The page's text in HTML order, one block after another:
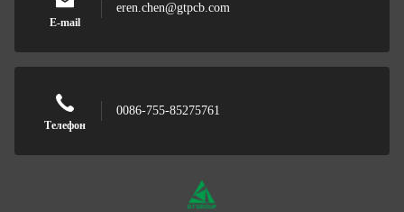
E-mail
eren.chen@gtpcb.com
Телефон
0086-755-85275761